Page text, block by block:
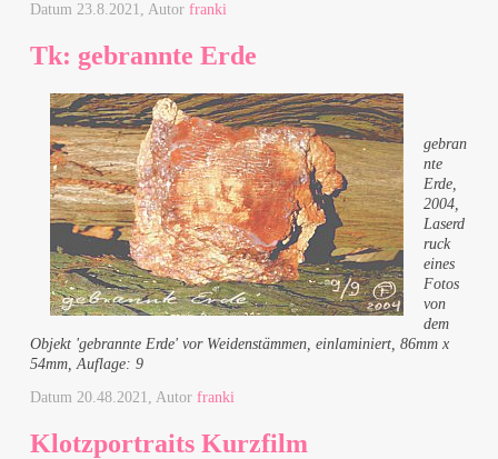
Datum23.8.2021, Autorfranki
Tk: gebrannte Erde
gebran
nte
Erde,
2004,
Laserd
ruck
eines
Fotos
von
dem
Objekt 'gebrannte Erde' vor Weidenstämmen, einlaminiert, 86mm x
54mm, Auflage: 9
Datum 20.48.2021 , Autorfranki
Klotzportraits Kurzfilm